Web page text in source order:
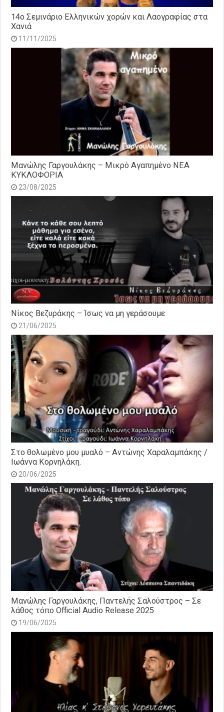
14o Σεμινάριο Ελληνικών χορών και Λαογραφίας στα
Χανιά
11/11/2025
Μανώλης Γαργουλάκης – Μικρό Αγαπημένο NEΑ
ΚΥΚΛΟΦΟΡΙΑ
23/08/2025
Νίκος Βεζυράκης – Ίσως να μη γεράσουμε
21/06/2025
Στο θολωμένο μου μυαλό – Αντώνης Χαραλαμπάκης /
Ιωάννα Κορνηλάκη.
20/06/2025
Μανώλης Γαργουλάκης, Παντελής Σαλούστρος – Σε
λάθος τόπο Official Audio Release 2025
19/06/2025